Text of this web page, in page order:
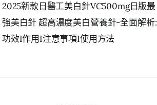
2025新款日醫工美白針VC500mg日版最
強美白針 超高濃度美白營養針-全面解析:
功效I作用I注意事項I使用方法